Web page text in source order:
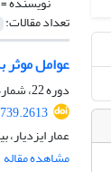
تعداد مقالات:
عوامل موثر
دوره 22، شماره 2، تابستان 1404
عمار
مشاهده مقاله